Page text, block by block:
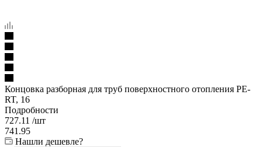
Концовка разборная для труб поверхностного отопления PE-
RT, 16
Подробности
727.11 /шт
741.95
Нашли дешевле?